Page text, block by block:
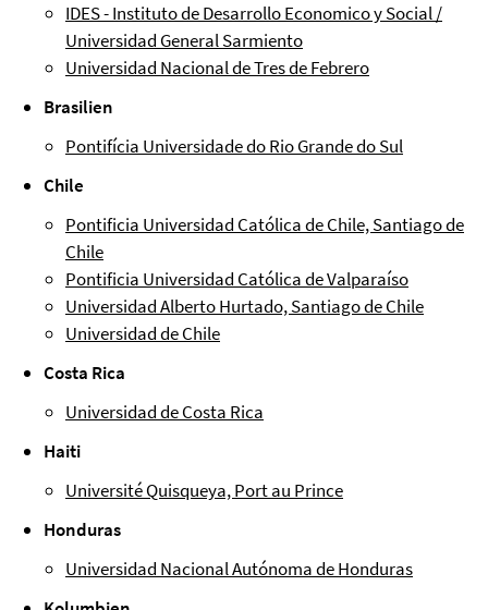
IDES - Instituto de Desarrollo Economico y Social /
Universidad General Sarmiento
Universidad Nacional de Tres de Febrero
Brasilien
Pontifícia Universidade do Rio Grande do Sul
Chile
Pontificia Universidad Católica de Chile, Santiago de
Chile
Pontificia Universidad Católica de Valparaíso
Universidad Alberto Hurtado, Santiago de Chile
Universidad de Chile
Costa Rica
Universidad de Costa Rica
Haiti
Université Quisqueya, Port au Prince
Honduras
Universidad Nacional Autónoma de Honduras